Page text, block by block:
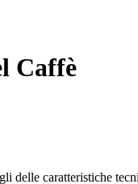
Caffè
delle caratteristiche